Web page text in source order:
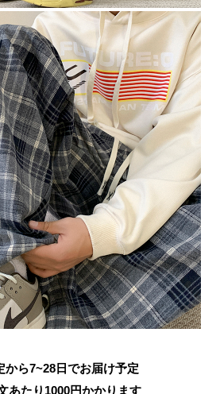
から7~28日でお届け予定
あたり 1000円かかります